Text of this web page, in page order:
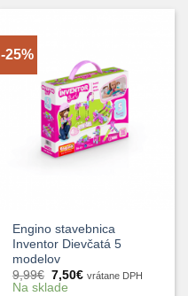
-25%
Engino stavebnica
Inventor Dievčatá 5
modelov
9,99€ Pôvodná
cena
7,50€Aktuálna
vrátane DPH
Na sklade